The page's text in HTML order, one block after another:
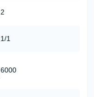
2
1/1
6000